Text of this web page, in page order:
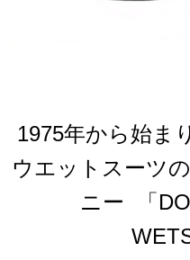
1975年から始ま
ウエットスーツ
ニー 「